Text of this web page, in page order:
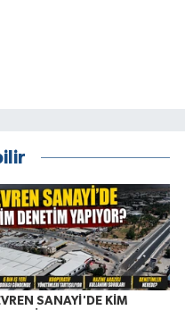
SANAYİ'DE KİM